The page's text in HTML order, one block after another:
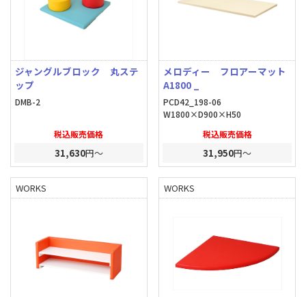
ジャングルブロック 丸ステ
ップ
DMB-2
税込販売価格
31,630円～
メロディー フロアーマット
A1800 _
PCD42_198-06
W1800×D900×H50
税込販売価格
31,950円～
WORKS WORKS